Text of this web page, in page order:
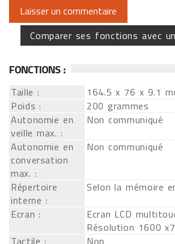
Comparer ses fonctions avec
FONCTIONS :
Taille :
164.5 x 76 x 9.1
Poids :
200 grammes
Autonomie en
veille max. :
Non communiqué
Autonomie en
conversation
max. :
Non communiqué
Répertoire
interne :
Selon la mémoire
Ecran :
Ecran LCD
Résolution 1600